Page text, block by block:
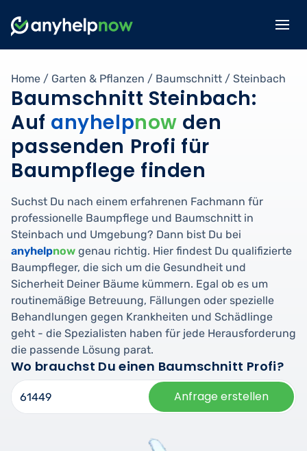
Home / Garten & Pflanzen / Baumschnitt / Steinbach
Baumschnitt Steinbach:
Auf anyhelpnow den
passenden Profi für
Baumpflege finden
Suchst Du nach einem erfahrenen Fachmann für
professionelle Baumpflege und Baumschnitt in
Steinbach und Umgebung? Dann bist Du bei
anyhelpnow genau richtig. Hier findest Du qualifizierte
Baumpfleger, die sich um die Gesundheit und
Sicherheit Deiner Bäume kümmern. Egal ob es um
routinemäßige Betreuung, Fällungen oder spezielle
Behandlungen gegen Krankheiten und Schädlinge
geht - die Spezialisten haben für jede Herausforderung
die passende Lösung parat.
Wo brauchst Du einen Baumschnitt Profi?
Anfrage erstellen